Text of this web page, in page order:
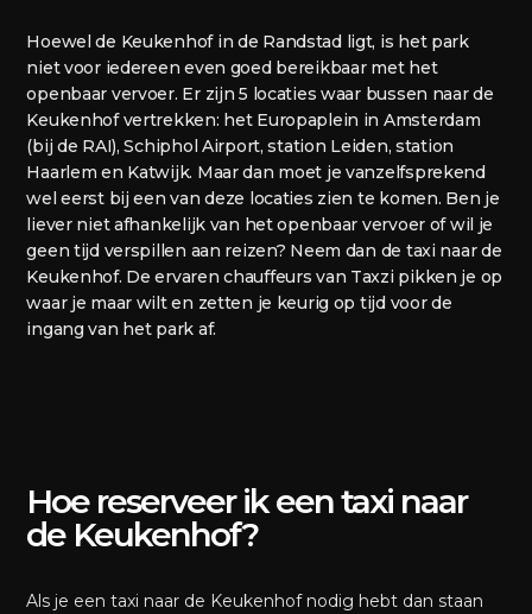
Hoewel de Keukenhof in de Randstad ligt, is het park
niet voor iedereen even goed bereikbaar met het
openbaar vervoer. Er zijn 5 locaties waar bussen naar de
Keukenhof vertrekken: het Europaplein in Amsterdam
(bij de RAI), Schiphol Airport, station Leiden, station
Haarlem en Katwijk. Maar dan moet je vanzelfsprekend
wel eerst bij een van deze locaties zien te komen. Ben je
liever niet afhankelijk van het openbaar vervoer of wil je
geen tijd verspillen aan reizen? Neem dan de taxi naar de
Keukenhof. De ervaren chauffeurs van Taxzi pikken je op
waar je maar wilt en zetten je keurig op tijd voor de
ingang van het park af.
Hoe reserveer ik een taxi naar
de Keukenhof?
Als je een taxi naar de Keukenhof nodig hebt dan staan